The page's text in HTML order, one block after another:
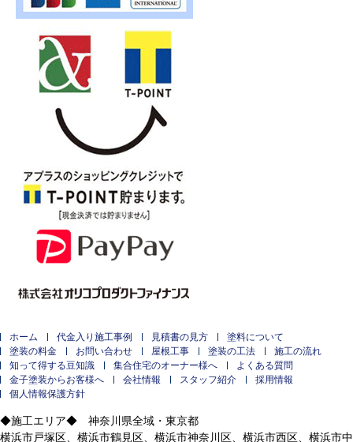
ホーム 代金入り施工事例 見積書の見方
塗料について
塗装の料金
お問い合わせ 屋根工事 塗装の工法
施工の流れ
知って得する豆知識
集合住宅のオーナー様へ
よくある質問
金子塗装からお客様へ
会社情報 スタッフ紹介
採用情報
個人情報保護方針
◆施工エリア◆ 神奈川県全域・東京都
横浜市戸塚区、横浜市鶴見区、横浜市神奈川区、横浜市西区、横浜市中